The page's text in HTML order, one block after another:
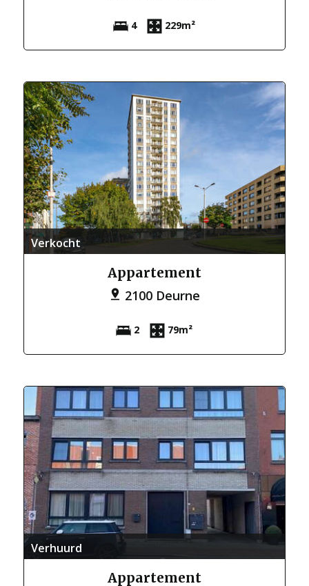
4 229m²
Verkocht
Appartement
2100 Deurne
2 79m²
Verhuurd
Appartement